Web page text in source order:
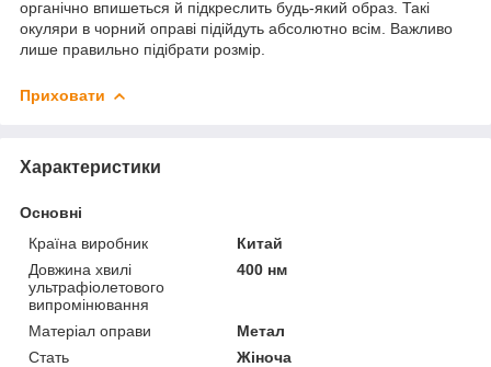
органічно впишеться й підкреслить будь-який образ. Такі
окуляри в чорний оправі підійдуть абсолютно всім. Важливо
лише правильно підібрати розмір.
Приховати
Характеристики
Основні
Країна виробник
Китай
Довжина хвилі
ультрафіолетового
випромінювання
400 нм
Матеріал оправи
Метал
Стать
Жіноча